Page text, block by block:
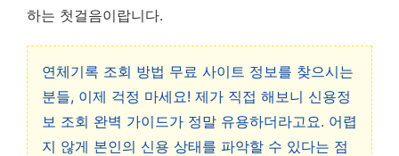
하는 첫걸음이랍니다.
연체기록 조회 방법 무료 사이트 정보를 찾으시는
분들, 이제 걱정 마세요! 제가 직접 해보니 신용정
보 조회 완벽 가이드가 정말 유용하더라고요. 어렵
지 않게 본인의 신용 상태를 파악할 수 있다는 점